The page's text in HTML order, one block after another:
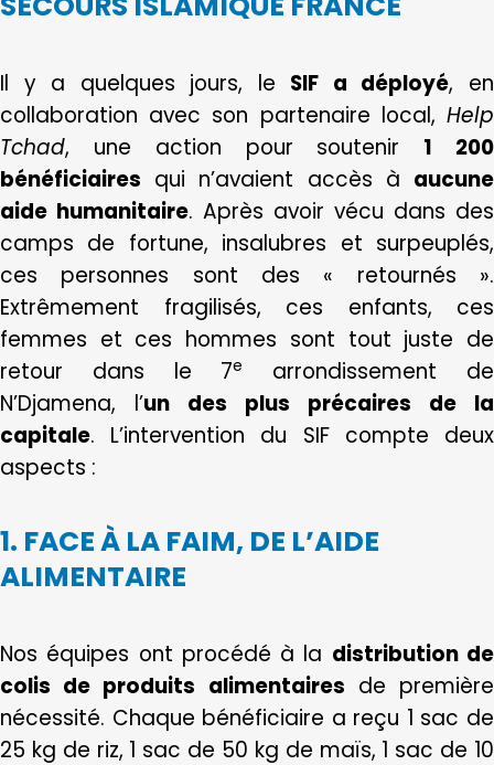
Il y a quelques jours, le SIF a déployé, en
collaboration avec son partenaire local, Help
Tchad, une action pour soutenir 1 200
bénéficiaires qui n’avaient accès à aucune
aide humanitaire. Après avoir vécu dans des
camps de fortune, insalubres et surpeuplés,
ces personnes sont des « retournés ».
Extrêmement fragilisés, ces enfants, ces
femmes et ces hommes sont tout juste de
retour dans le 7e
arrondissement de
N’Djamena, l’un des plus précaires de la
capitale. L’intervention du SIF compte deux
aspects :
1. FACE À LA FAIM, DE L’AIDE
ALIMENTAIRE
Nos équipes ont procédé à la distribution de
colis de produits alimentaires de première
nécessité. Chaque bénéficiaire a reçu 1 sac de
25 kg de riz, 1 sac de 50 kg de maïs, 1 sac de 10